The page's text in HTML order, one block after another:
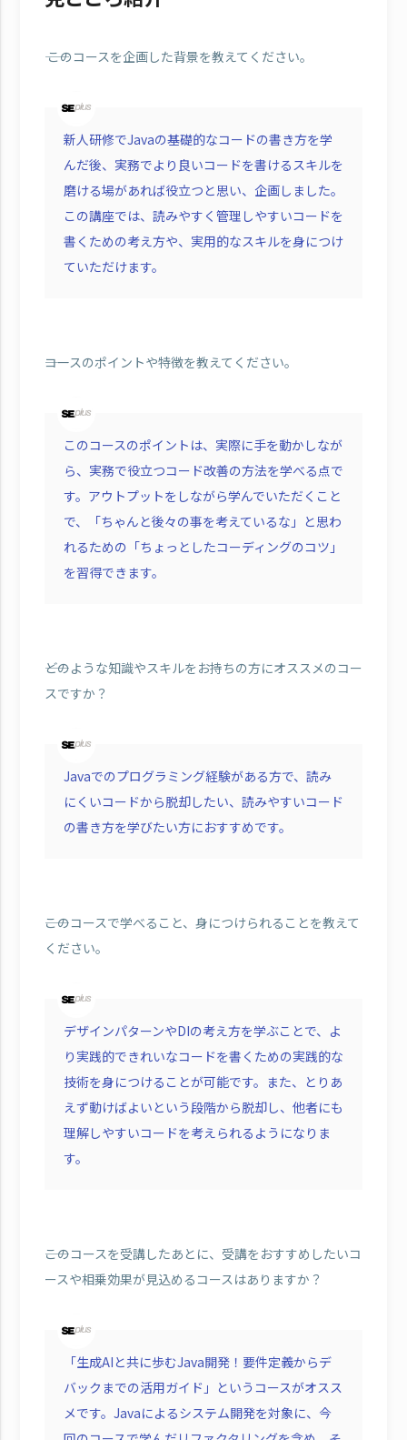
―― このコースを企画した背景を教えてください。
新人研修でJavaの基礎的なコードの書き方を学
んだ後、実務でより良いコードを書けるスキルを
磨ける場があれば役立つと思い、企画しました。
この講座では、読みやすく管理しやすいコードを
書くための考え方や、実用的なスキルを身につけ
ていただけます。
――コースのポイントや特徴を教えてください。
このコースのポイントは、実際に手を動かしなが
ら、実務で役立つコード改善の方法を学べる点で
す。アウトプットをしながら学んでいただくこと
で、「ちゃんと後々の事を考えているな」と思わ
れるための「ちょっとしたコーディングのコツ」
を習得できます。
――どのような知識やスキルをお持ちの方にオススメのコー
スですか？
Javaでのプログラミング経験がある方で、読み
にくいコードから脱却したい、読みやすいコード
の書き方を学びたい方におすすめです。
――このコースで学べること、身につけられることを教えて
ください。
デザインパターンやDIの考え方を学ぶことで、よ
り実践的できれいなコードを書くための実践的な
技術を身につけることが可能です。また、とりあ
えず動けばよいという段階から脱却し、他者にも
理解しやすいコードを考えられるようになりま
す。
――このコースを受講したあとに、受講をおすすめしたいコ
ースや相乗効果が見込めるコースはありますか？
「生成AIと共に歩むJava開発！要件定義からデ
バックまでの活用ガイド」というコースがオスス
メです。Javaによるシステム開発を対象に、今